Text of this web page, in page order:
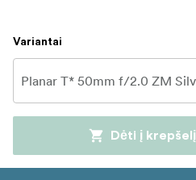
Variantai
Dėti į krepšelį